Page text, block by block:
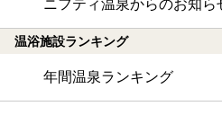
ニフティ温泉からのお知ら
温浴施設ランキング
年間温泉ランキング